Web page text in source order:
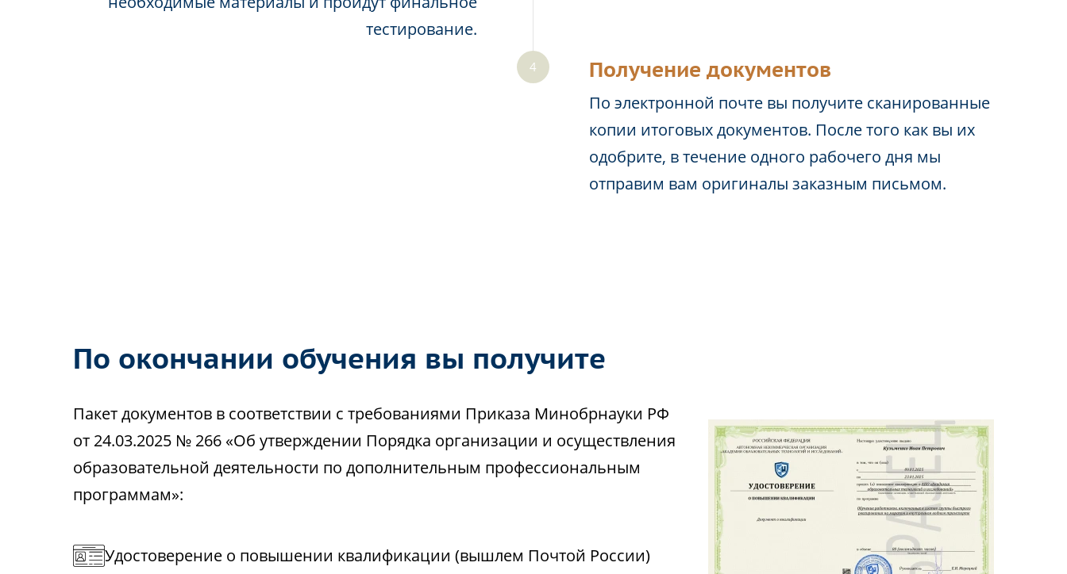
тестирование.
Получение документов
По электронной почте вы получите сканированные
копии итоговых документов. После того как вы их
одобрите, в течение одного рабочего дня мы
отправим вам оригиналы заказным письмом.
По окончании обучения вы получите
Пакет документов в соответствии с требованиями Приказа Минобрнауки РФ
от 24.03.2025 № 266 «Об утверждении Порядка организации и осуществления
образовательной деятельности по дополнительным профессиональным
программам»:
Удостоверение о повышении квалификации (вышлем Почтой России)